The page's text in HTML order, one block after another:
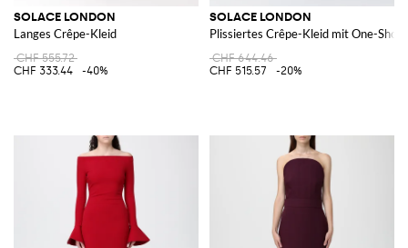
SOLACE LONDON
Langes Crêpe-Kleid
CHF 555.72
CHF 333.44
-40%
SOLACE LONDON
Plissiertes Crêpe-Kleid mit One-
CHF 644.46
CHF 515.57
-20%